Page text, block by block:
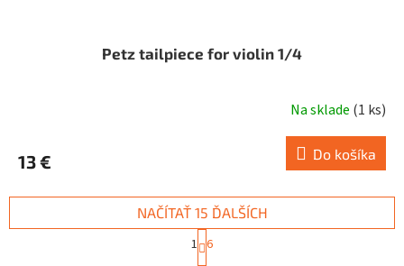
Petz tailpiece for violin 1/4
Na sklade (1 ks)
13 € Do košíka
NAČÍTAŤ 15 ĎALŠÍCH
S
t
1 6